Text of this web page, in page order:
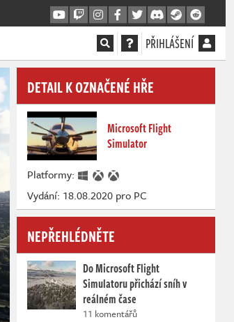
PŘIHLÁŠENÍ
DETAIL K OZNAČENÉ HŘE
Microsoft Flight
Simulator
Platformy:
Vydání: 18.08.2020 pro PC
NEPŘEHLÉDNĚTE
Do Microsoft Flight
Simulatoru přichází sníh v
reálném čase
11 komentářů